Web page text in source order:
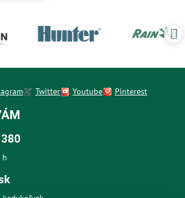
Twitter Youtube Pinterest
h